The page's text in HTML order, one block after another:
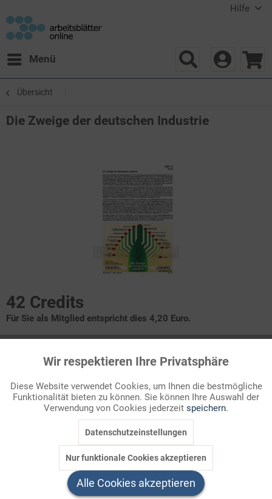
Hilfe
Menü
Übersicht
Die Zweige der deutschen Industrie
42 Credits
Für Sie als Mitglied entspricht dies 4,20 Euro.
Zweige. Immer noch. Welche Branchen erzielen die höchsten
Umsätze? Ein ausdrucksstarkes ZAHLENBILD informiert über
das Kernstück unserer Wirtschaft.
Welchen Download brauchen Sie?
s/w-Version
Funktionale Aktiv
Marketing Inaktiv
Inaktiv
Wir respektieren Ihre Privatsphäre
Diese Website verwendet Cookies, um Ihnen die bestmögliche
Funktionalität bieten zu können. Sie können Ihre Auswahl der
Verwendung von Cookies jederzeit speichern.
Datenschutzeinstellungen
Nur funktionale Cookies akzeptieren
Alle Cookies akzeptieren